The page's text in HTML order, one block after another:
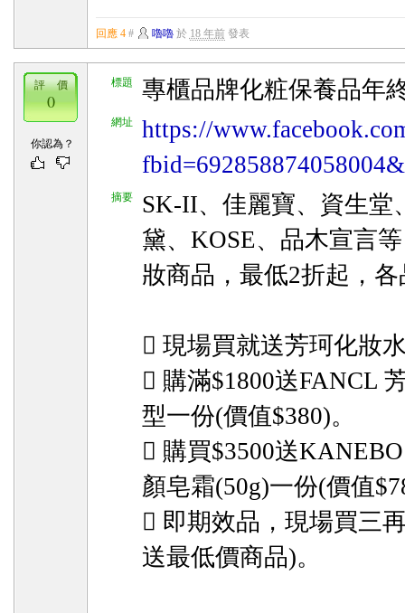
回應 4 # 嚕嚕於 18 年前發表
標題 專櫃品牌化粧保養品年
網址
https://
摘要
SK-II、佳麗寶、資生堂
黛、KOSE、品木宣言
妝商品，最低2折起，
 現場買就送芳珂化妝
 購滿$1800送FANCL
型一份(價值$380)。
 購買$3500送
顏皂霜(50g)一份(價值
 即期效品，現場買三
送最低價商品)。
評 價
0
你認為？